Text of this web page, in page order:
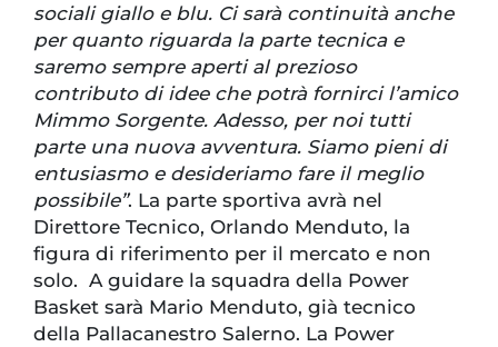
sociali giallo e blu. Ci sarà continuità anche
per quanto riguarda la parte tecnica e
saremo sempre aperti al prezioso
contributo di idee che potrà fornirci l’amico
Mimmo Sorgente. Adesso, per noi tutti
parte una nuova avventura. Siamo pieni di
entusiasmo e desideriamo fare il meglio
possibile”. La parte sportiva avrà nel
Direttore Tecnico, Orlando Menduto, la
figura di riferimento per il mercato e non
solo. A guidare la squadra della Power
Basket sarà Mario Menduto, già tecnico
della Pallacanestro Salerno. La Power